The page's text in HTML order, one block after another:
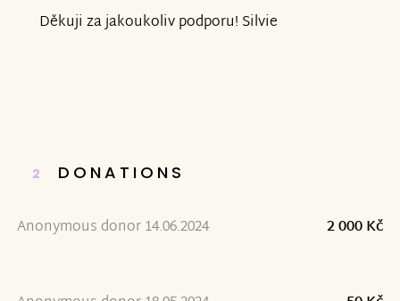
Děkuji za jakoukoliv podporu! Silvie
2 DONATIONS
Anonymous donor 14.06.2024 2 000 Kč